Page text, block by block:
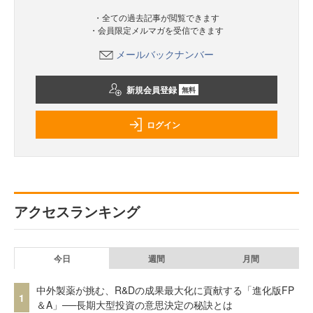
・全ての過去記事が閲覧できます
・会員限定メルマガを受信できます
メールバックナンバー
新規会員登録 無料
ログイン
アクセスランキング
今日 週間 月間
1
中外製薬が挑む、R&Dの成果最大化に貢献する「進化版FP
＆A」──長期大型投資の意思決定の秘訣とは